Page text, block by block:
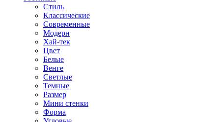
Стиль
Классические
Современные
Модерн
Хай-тек
Цвет
Белые
Венге
Светлые
Темные
Размер
Мини стенки
Форма